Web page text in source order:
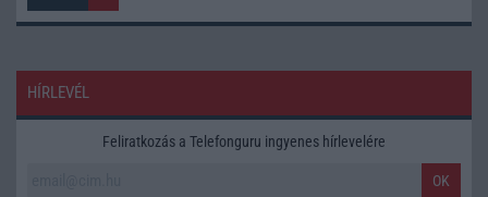
HÍRLEVÉL
Feliratkozás a Telefonguru ingyenes hírlevelére
OK